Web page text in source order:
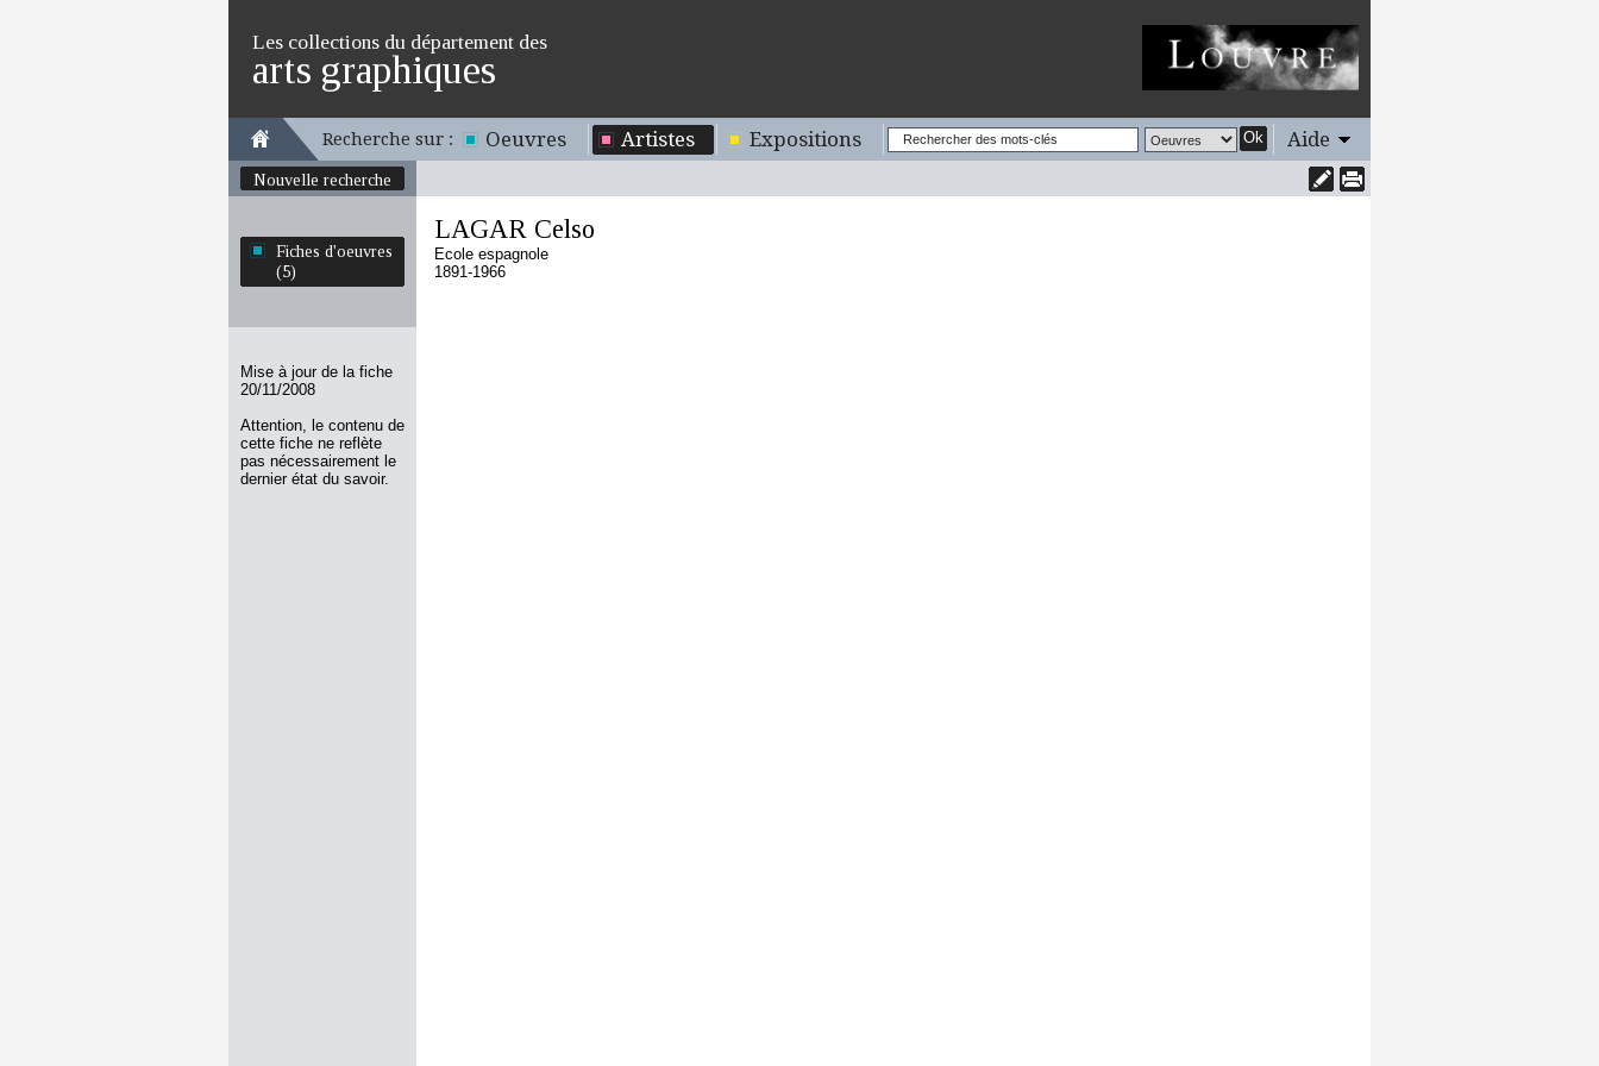
Les collections du département des
arts graphiques
Recherche sur : Oeuvres Artistes Expositions Ok Aide
Nouvelle recherche
Fiches d'oeuvres
(5)
Mise à jour de la fiche
20/11/2008
Attention, le contenu de
cette fiche ne reflète
pas nécessairement le
dernier état du savoir.
LAGAR Celso
Ecole espagnole
1891-1966